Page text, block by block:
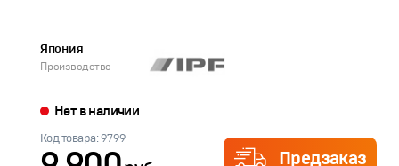
Производство
Япония
Нет в наличии
Код товара: 9799
Предзаказ